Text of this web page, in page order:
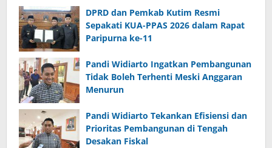
DPRD dan Pemkab Kutim Resmi
Sepakati KUA-PPAS 2026 dalam Rapat
Paripurna ke-11
Pandi Widiarto Ingatkan Pembangunan
Tidak Boleh Terhenti Meski Anggaran
Menurun
Pandi Widiarto Tekankan Efisiensi dan
Prioritas Pembangunan di Tengah
Desakan Fiskal